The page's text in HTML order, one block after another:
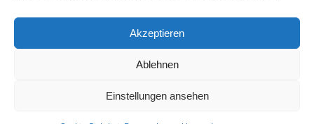
Akzeptieren
Ablehnen
Einstellungen ansehen
Alle bisherigen Partien der beiden Mannschaften
anzeigen